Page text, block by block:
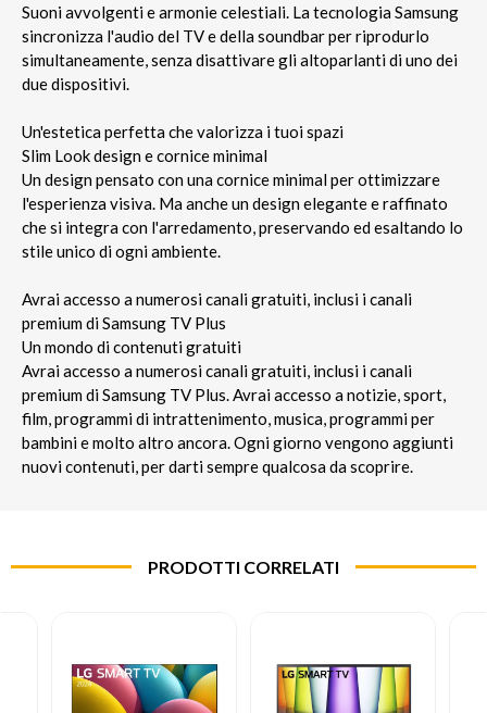
Suoni avvolgenti e armonie celestiali. La tecnologia Samsung
sincronizza l'audio del TV e della soundbar per riprodurlo
simultaneamente, senza disattivare gli altoparlanti di uno dei
due dispositivi.
Un'estetica perfetta che valorizza i tuoi spazi
Slim Look design e cornice minimal
Un design pensato con una cornice minimal per ottimizzare
l'esperienza visiva. Ma anche un design elegante e raffinato
che si integra con l'arredamento, preservando ed esaltando lo
stile unico di ogni ambiente.
Avrai accesso a numerosi canali gratuiti, inclusi i canali
premium di Samsung TV Plus
Un mondo di contenuti gratuiti
Avrai accesso a numerosi canali gratuiti, inclusi i canali
premium di Samsung TV Plus. Avrai accesso a notizie, sport,
film, programmi di intrattenimento, musica, programmi per
bambini e molto altro ancora. Ogni giorno vengono aggiunti
nuovi contenuti, per darti sempre qualcosa da scoprire.
PRODOTTI CORRELATI